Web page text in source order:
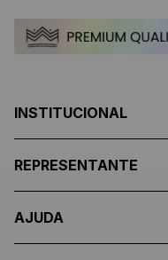
INSTITUCIONAL
REPRESENTANTE
AJUDA